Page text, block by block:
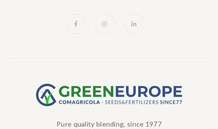
Pure quality blending, since 1977